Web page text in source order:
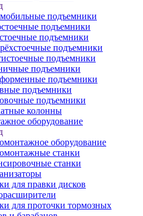
подъемники
подъемники
подъемники
подъемники
подъемники
подъемники
подъемники
подъемники
подъемники
колонны
оборудование
оборудование
станки
станки
для правки дисков
для проточки тормозных